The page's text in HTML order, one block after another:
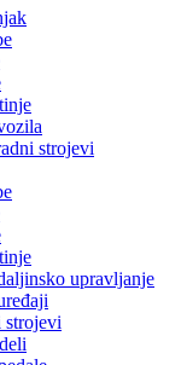
strojevi
upravljanje
strojevi